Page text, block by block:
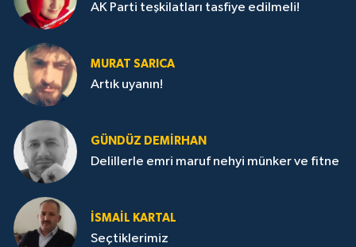
AK Parti teşkilatları tasfiye edilmeli!
MURAT SARICA
Artık uyanın!
GÜNDÜZ DEMIRHAN
Delillerle emri maruf nehyi münker ve fitne
İSMAIL KARTAL
Seçtiklerimiz